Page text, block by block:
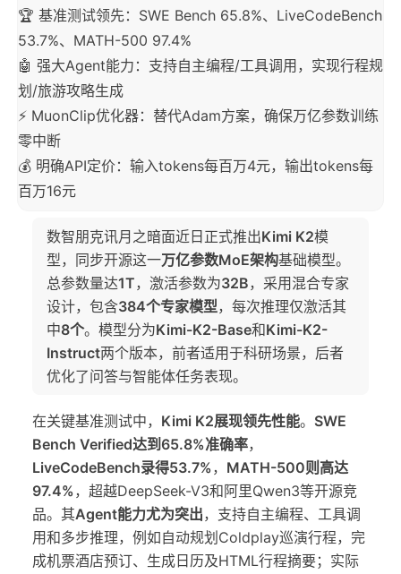
🏆 基准测试领先：SWE Bench 65.8%、LiveCodeBench
53.7%、MATH-500 97.4%
🤖 强大Agent能力：支持自主编程/工具调用，实现行程规
划/旅游攻略生成
⚡ MuonClip优化器：替代Adam方案，确保万亿参数训练
零中断
💰 明确API定价：输入tokens每百万4元，输出tokens每
百万16元
数智朋克讯月之暗面近日正式推出Kimi K2模
型，同步开源这一万亿参数MoE架构基础模型。
总参数量达1T，激活参数为32B，采用混合专家
设计，包含384个专家模型，每次推理仅激活其
中8个。模型分为Kimi-K2-Base和Kimi-K2-
Instruct两个版本，前者适用于科研场景，后者
优化了问答与智能体任务表现。
在关键基准测试中， Kimi K2展现领先性能。 SWE
Bench Verified达到65.8%准确率，
LiveCodeBench录得53.7%， MATH-500则高达
97.4%，超越DeepSeek-V3和阿里Qwen3等开源竞
品。其Agent能力尤为突出，支持自主编程、工具调
用和多步推理，例如自动规划Coldplay巡演行程，完
成机票酒店预订、生成日历及HTML行程摘要；实际